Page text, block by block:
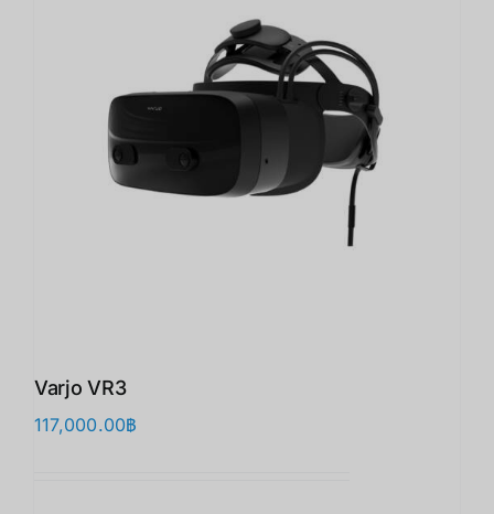
Varjo VR3
117,000.00฿